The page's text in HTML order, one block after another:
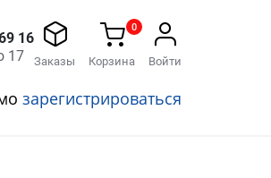
16
17
Заказы
0
Корзина Войти
зарегистрироваться